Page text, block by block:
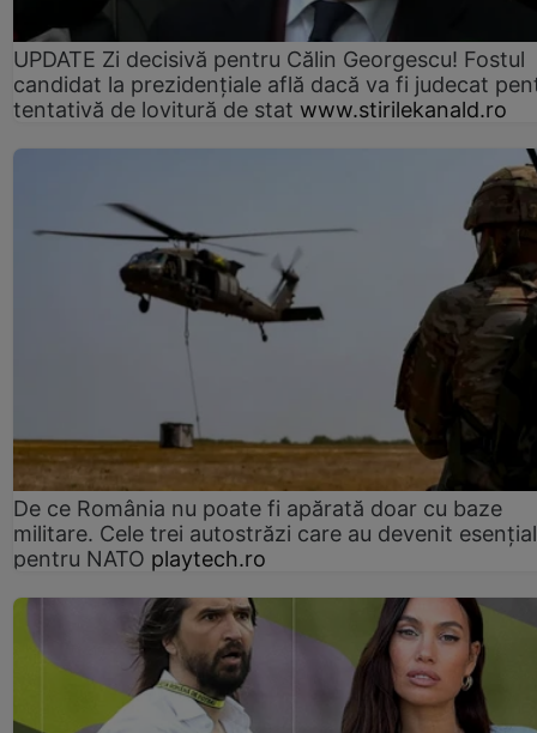
UPDATE Zi decisivă pentru Călin Georgescu! Fostul
candidat la prezidențiale află dacă va fi judecat
tentativă de lovitură de stat www.stirilekanald.ro
De ce România nu poate fi apărată doar cu baze
militare. Cele trei autostrăzi care au devenit
pentru NATO playtech.ro